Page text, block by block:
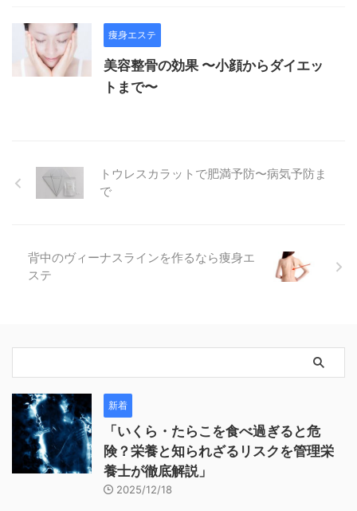
痩身エステ
美容整骨の効果 〜小顔からダイエッ
トまで〜
トウレスカラットで肥満予防〜病気予防ま
で
背中のヴィーナスラインを作るなら痩身エ
ステ
新着
「いくら・たらこを食べ過ぎると危
険？栄養と知られざるリスクを管理栄
養士が徹底解説」
2025/12/18